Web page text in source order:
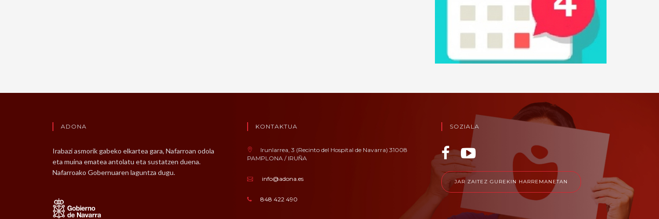
ADONA
Irabazi asmorik gabeko elkartea gara, Nafarroan odola
eta muina ematea antolatu eta sustatzen duena.
Nafarroako Gobernuaren laguntza dugu.
KONTAKTUA
Irunlarrea, 3 (Recinto del Hospital de Navarra) 31008
PAMPLONA / IRUÑA
info@adona.es
848 422 490
SOZIALA
JAR ZAITEZ GUREKIN HARREMANETAN